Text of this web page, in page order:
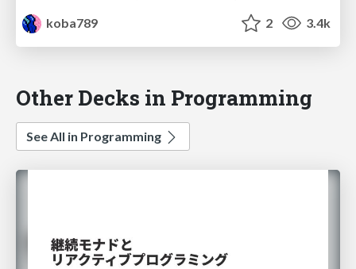
koba789
2 3.4k
Other Decks in Programming
See All in Programming